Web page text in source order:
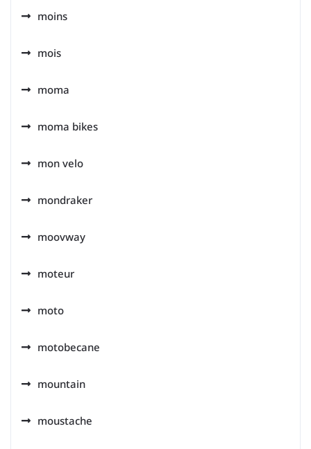
moins
mois
moma
moma bikes
mon velo
mondraker
moovway
moteur
moto
motobecane
mountain
moustache